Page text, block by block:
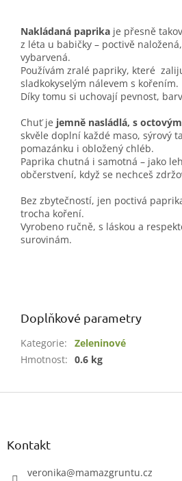
Nakládaná paprika je přesně
z léta u babičky – poctivě
vybarvená.
Používám zralé papriky, které
sladkokyselým nálevem s kořením.
Díky tomu si uchovají pevnost,
Chuť je jemně nasládlá, s
skvěle doplní každé maso, sýrový
pomazánku i obložený chléb.
Paprika chutná i samotná – jako
občerstvení, když se nechceš
Bez zbytečností, jen poctivá
trocha koření.
Vyrobeno ručně, s láskou a
surovinám.
Doplňkové parametry
Kategorie:
Zeleninové
Hmotnost: 0.6 kg
Z
Kontakt
veronika@mamazgruntu.cz